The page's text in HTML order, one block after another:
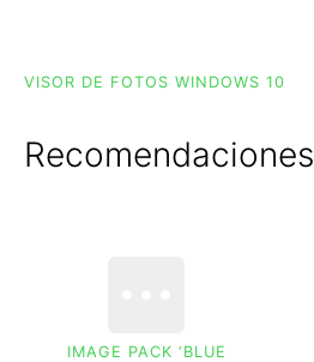
VISOR DE FOTOS WINDOWS 10
Recomendaciones
IMAGE PACK ‘BLUE